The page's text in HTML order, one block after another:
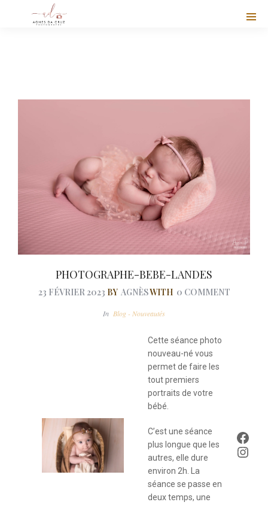
PHOTOGRAPHE-BEBE-LANDES
23 FÉVRIER 2023 BY AGNÈSWITH 0 COMMENT
In Blog - Nouveautés
Cette séance photo
nouveau-né vous
permet de faire les
tout premiers
portraits de votre
bébé.
C’est une séance
plus longue que les
autres, elle dure
environ 2h. La
séance se passe en
deux temps, une